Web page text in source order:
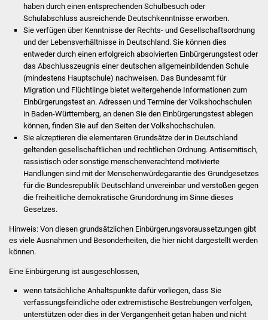
Soziale Einrichtungen
Kirchen
Lokale Agenda
Jugendhaus
Fachteam Jugend
Kinder- und
Familienzentrum
Stadtwerke
Suenergie
Ärzte und Apotheken
haben durch einen entsprechenden Schulbesuch oder
Schulabschluss ausreichende Deutschkenntnisse erworben.
Sie verfügen über Kenntnisse der Rechts- und Gesellschaftsordnung
und der Lebensverhältnisse in Deutschland. Sie können dies
entweder durch einen erfolgreich absolvierten Einbürgerungstest oder
das Abschlusszeugnis einer deutschen allgemeinbildenden Schule
(mindestens Hauptschule) nachweisen. Das Bundesamt für
Migration und Flüchtlinge bietet weitergehende Informationen zum
Einbürgerungstest an. Adressen und Termine der Volkshochschulen
in Baden-Württemberg, an denen Sie den Einbürgerungstest ablegen
können, finden Sie auf den Seiten der Volkshochschulen.
Sie akzeptieren die elementaren Grundsätze der in Deutschland
geltenden gesellschaftlichen und rechtlichen Ordnung. Antisemitisch,
rassistisch oder sonstige menschenverachtend motivierte
Handlungen sind mit der Menschenwürdegarantie des Grundgesetzes
für die Bundesrepublik Deutschland unvereinbar und verstoßen gegen
die freiheitliche demokratische Grundordnung im Sinne dieses
Gesetzes.
Hinweis: Von diesen grundsätzlichen Einbürgerungsvoraussetzungen gibt
es viele Ausnahmen und Besonderheiten, die hier nicht dargestellt werden
können.
Eine Einbürgerung ist ausgeschlossen,
wenn tatsächliche Anhaltspunkte dafür vorliegen, dass Sie
verfassungsfeindliche oder extremistische Bestrebungen verfolgen,
unterstützen oder dies in der Vergangenheit getan haben und nicht